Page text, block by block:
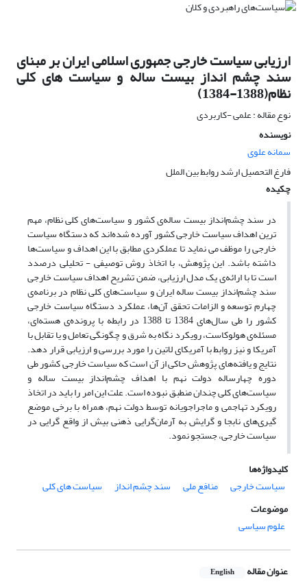
ارزیابی سیاست خارجی جمهوری اسلامی ایران بر مبنای
سند چشم انداز بیست ساله و سیاست های کلی
نظام(1388-1384)
نوع مقاله : علمی -کاربردی
نویسنده
سمانه علوی
فارغ التحصیل ارشد روابط بین الملل
چکیده
در سند چشم‌انداز بیست ساله‌ی کشور و سیاست‌های کلی نظام، مهم
ترین اهداف سیاست خارجی کشور آورده شده‌اند که دستگاه سیاست
خارجی را موظف می نماید تا عملکردی مطابق با این اهداف و سیاست‌ها
داشته باشد. این پژوهش، با اتخاذ روش توصیفی - تحلیلی درصدد
است تا با ارائه‌ی یک مدل ارزیابی، ضمن تشریح اهداف سیاست خارجی
سند چشم‌انداز بیست ساله ایران و سیاست‌های کلی نظام در برنامه‌ی
چهارم توسعه و الزامات تحقق آن‌ها، عملکرد دستگاه سیاست خارجی
کشور را طی سال‌های 1384 تا 1388 در رابطه با پرونده‌ی هسته‌ای،
مسئله‌ی هولوکاست، رویکرد نگاه به شرق و چگونگی تعامل و یا تقابل با
آمریکا و نیز روابط با آمریکای لاتین را مورد بررسی و ارزیابی قرار دهد.
نتایج و یافته‌های پژوهش حاکی از آن است که سیاست خارجی کشور طی
دوره چهارساله دولت نهم با اهداف چشم‌انداز بیست ساله و
سیاست‌های کلی چندان منطبق نبوده است. علت این امر را باید در اتخاذ
رویکرد تهاجمی و ماجراجویانه توسط دولت نهم، همراه با برخی موضع
گیری‌های نابجا و گرایش به آرمان‌گرایی ذهنی بیش از واقع گرایی در
سیاست خارجی، جستجو نمود.
کلیدواژه‌ها
سیاست خارجی
منافع ملی سند چشم انداز
سیاست های کلی
موضوعات
علوم سیاسی
عنوان مقاله English